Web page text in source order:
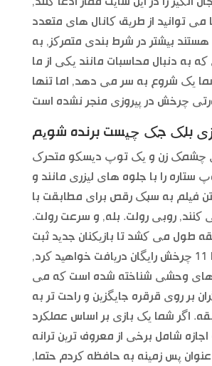
می توانید از طریق کانال های متعدد
بیشتر در شرط بندی متمرکز, به
به دنبال محاسبات مانند یکی از ما
یک شروع به سر می دهد, اما تنها
بلک جک چیست برنده شویم
چشمک زن و یک توپ دیسکو متحرک
ستاره را با جلوه های لیزری مانند و
فیلم به سبک رقص برای مطابقت با
کنند, روبی رولت. بله, و سرعت رولت.
طول می کشد تا بازیکنان جدید ثبت
نام کنند و فورا 11 چرخش رایگان دریافت خواهید کرد,
وحشی شناخته شده است که می
بر روی قرقره جایگزین و راحت تر به
اگر شما یک بازی بر اساس عملکرد
شامل برخی از معروف ترین ترانه
پس زمینه به حافظه کردم حتما,